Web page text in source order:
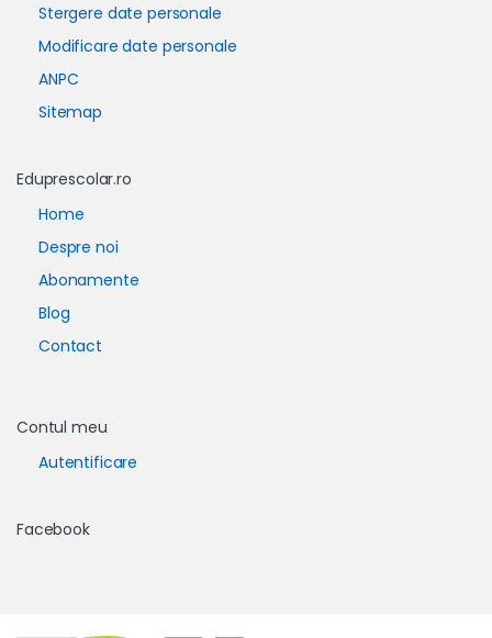
Stergere date personale
Modificare date personale
ANPC
Sitemap
Eduprescolar.ro
Home
Despre noi
Abonamente
Blog
Contact
Contul meu
Autentificare
Facebook